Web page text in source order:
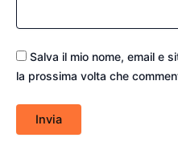
Salva il mio nome, email e
la prossima volta che